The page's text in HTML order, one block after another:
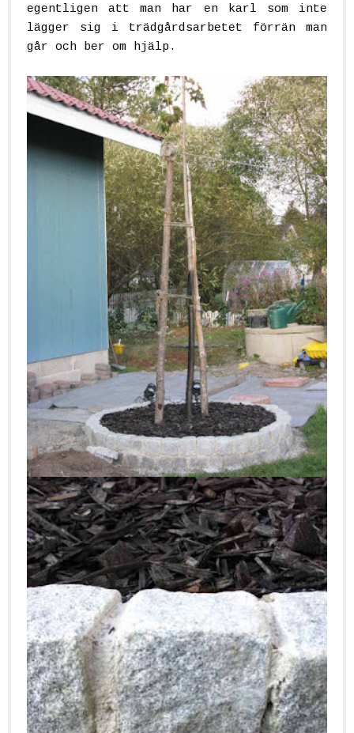
egentligen att man har en karl som inte
lägger sig i trädgårdsarbetet förrän man
går och ber om hjälp.